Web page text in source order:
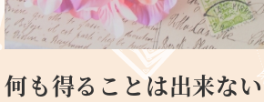
何も得ることは出来ない